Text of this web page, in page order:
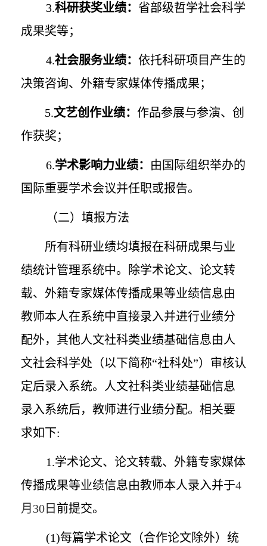
3.科研获奖业绩： 省部级哲学社会科学
成果奖等；
4.社会服务业绩： 依托科研项目产生的
决策咨询、外籍专家媒体传播成果；
5.文艺创作业绩： 作品参展与参演、创
作获奖；
6.学术影响力业绩： 由国际组织举办的
国际重要学术会议并任职或报告。
（二）填报方法
所有科研业绩均填报在科研成果与业
绩统计管理系统中。除学术论文、论文转
载、外籍专家媒体传播成果等业绩信息由
教师本人在系统中直接录入并进行业绩分
配外，其他人文社科类业绩基础信息由人
文社会科学处（以下简称“社科处”）审核认
定后录入系统。人文社科类业绩基础信息
录入系统后，教师进行业绩分配。相关要
求如下:
1.学术论文、论文转载、外籍专家媒体
传播成果等业绩信息由教师本人录入并于4
月 30 日 前提交。
(1)每篇学术论文（合作论文除外）统